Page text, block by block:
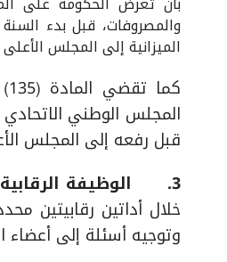
والمصروفات، قبل بدء
الميزانية إلى المجلس
المجلس الوطني الاتحادي
قبل رفعه إلى المجلس
3.
الوظيفة
خلال أداتين رقابيتين
وتوجيه أسئلة إلى أعضاء